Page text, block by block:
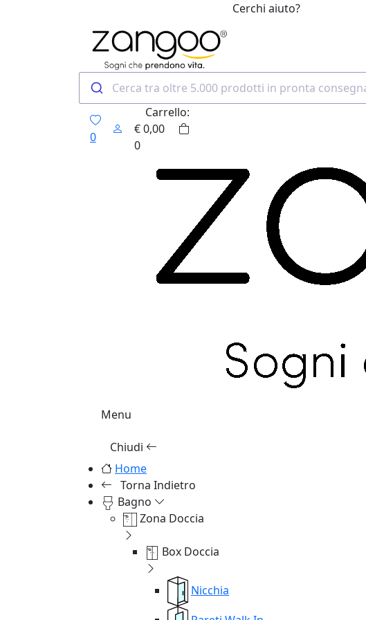
Cerchi aiuto?
0
Carrello:
€0,00
0
Menu
Chiudi
Home
Torna Indietro
Bagno
Zona Doccia
Box Doccia
Nicchia